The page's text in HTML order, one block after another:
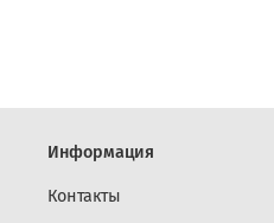
Информация
Контакты